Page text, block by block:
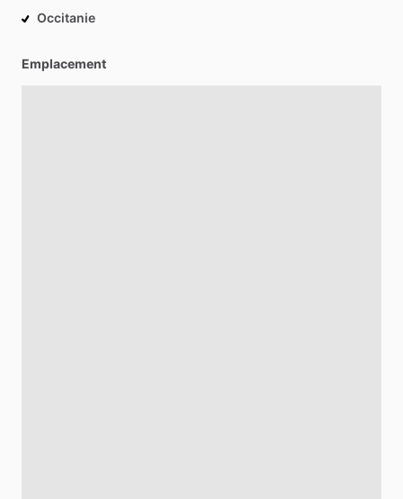
Occitanie
Emplacement